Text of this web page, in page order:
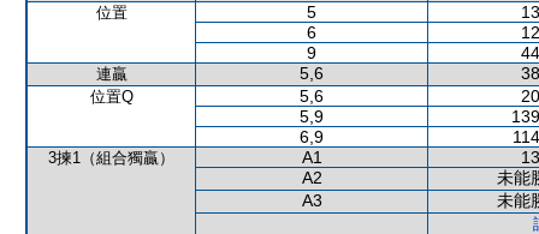
位置 5
6
9
連贏 5,6
位置Q 5,6
5,9
6,9
3揀1（組合獨贏） A1
A2
未能
A3
未能